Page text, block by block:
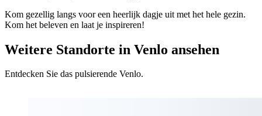
Kom gezellig langs voor een heerlijk dagje uit met het hele gezin.
Kom het beleven en laat je inspireren!
Weitere Standorte in Venlo ansehen
Entdecken Sie das pulsierende Venlo.